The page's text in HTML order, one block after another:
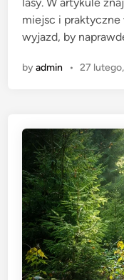
miejsc i praktyczne
wyjazd, by
byadmin • 27